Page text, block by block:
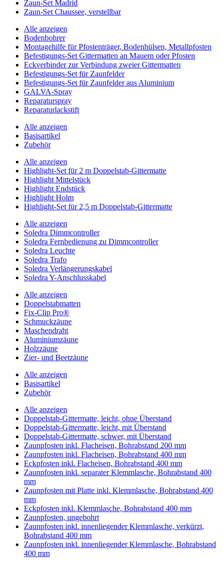
Zaun-Set Madrid
Zaun-Set Chaussee, verstellbar
Alle anzeigen
Bodenbohrer
Montagehilfe für Pfostenträger, Bodenhülsen, Metallpfosten
Befestigungs-Set Gittermatten an Mauern oder Pfosten
Eckverbinder zur Verbindung zweier Gittermatten
Befestigungs-Set für Zaunfelder
Befestigungs-Set für Zaunfelder aus Aluminium
GALVA-Spray
Reparaturspray
Reparaturlackstift
Alle anzeigen
Basisartikel
Zubehör
Alle anzeigen
Highlight-Set für 2 m Doppelstab-Gittermatte
Highlight Mittelstück
Highlight Endstück
Highlight Holm
Highlight-Set für 2,5 m Doppelstab-Gittermatte
Alle anzeigen
Soledra Dimmcontroller
Soledra Fernbedienung zu Dimmcontroller
Soledra Leuchte
Soledra Trafo
Soledra Verlängerungskabel
Soledra Y-Anschlusskabel
Alle anzeigen
Doppelstabmatten
Fix-Clip Pro®
Schmuckzäune
Maschendraht
Aluminiumzäune
Holzzäune
Zier- und Beetzäune
Alle anzeigen
Basisartikel
Zubehör
Alle anzeigen
Doppelstab-Gittermatte, leicht, ohne Überstand
Doppelstab-Gittermatte, leicht, mit Überstand
Doppelstab-Gittermatte, schwer, mit Überstand
Zaunpfosten inkl. Flacheisen, Bohrabstand 200 mm
Zaunpfosten inkl. Flacheisen, Bohrabstand 400 mm
Eckpfosten inkl. Flacheisen, Bohrabstand 400 mm
Zaunpfosten inkl. separater Klemmlasche, Bohrabstand 400
mm
Zaunpfosten mit Platte inkl. Klemmlasche, Bohrabstand 400
mm
Eckpfosten inkl. Klemmlasche, Bohrabstand 400 mm
Zaunpfosten, ungebohrt
Zaunpfosten inkl. innenliegender Klemmlasche, verkürzt,
Bohrabstand 400 mm
Zaunpfosten inkl. innenliegender Klemmlasche, Bohrabstand
400 mm